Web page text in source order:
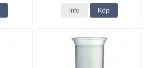
Info Köp